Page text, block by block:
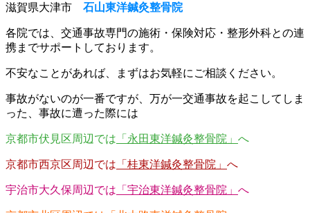
滋賀県大津市 石山東洋鍼灸整骨院
各院では、交通事故専門の施術・保険対応・整形外科との連
携までサポートしております。
不安なことがあれば、まずはお気軽にご相談ください。
事故がないのが一番ですが、万が一交通事故を起こしてしま
った、事故に遭った際には
京都市伏見区周辺では 「永田東洋鍼灸整骨院」 へ
京都市西京区周辺では 「桂東洋鍼灸整骨院」 へ
宇治市大久保周辺では 「宇治東洋鍼灸整骨院」 へ